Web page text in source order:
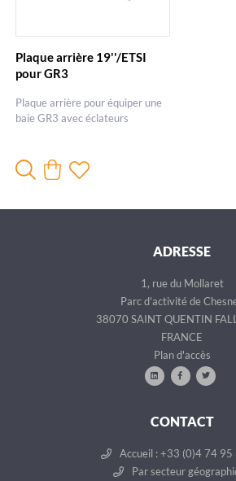
Plaque arrière 19''/ETSI
pour GR3
Plaque arrière pour équiper une
baie GR3 avec éclateurs
ADRESSE
1, rue du Mollaret
Parc d'activité de
38070 SAINT QUENTIN
FRANCE
Plan d'accès
CONTACT
Accueil : +33 (0)4 74 95
Par secteur